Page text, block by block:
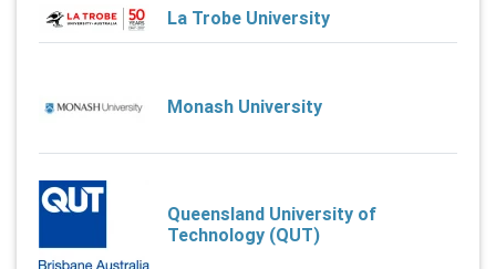
La Trobe University
Monash University
Queensland University of
Technology (QUT)